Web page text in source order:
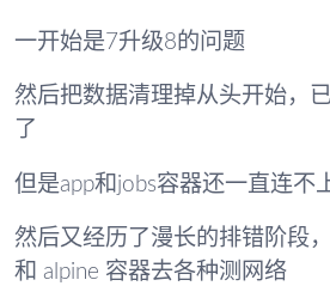
一开始是7升级8的问题
然后把数据清理掉从头开始，
了
但是app和jobs容器还一直连不
然后又经历了漫长的排错阶段
和 alpine 容器去各种测网络